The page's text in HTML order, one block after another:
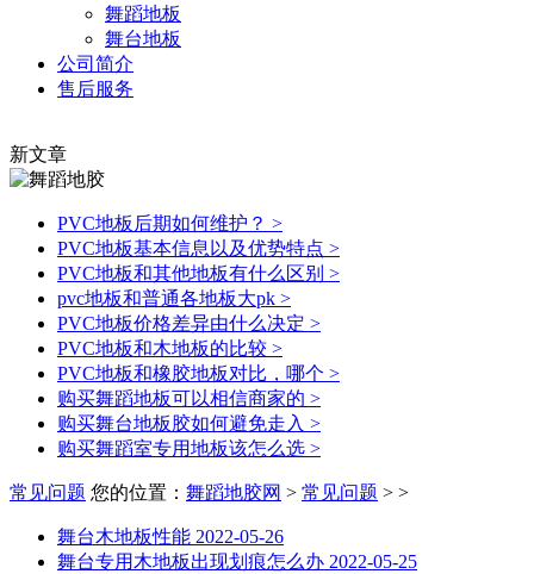
舞蹈地板
舞台地板
公司简介
售后服务
新文章
PVC地板后期如何维护？ >
PVC地板基本信息以及优势特点 >
PVC地板和其他地板有什么区别 >
pvc地板和普通各地板大pk >
PVC地板价格差异由什么决定 >
PVC地板和木地板的比较 >
PVC地板和橡胶地板对比，哪个 >
购买舞蹈地板可以相信商家的 >
购买舞台地板胶如何避免走入 >
购买舞蹈室专用地板该怎么选 >
常见问题 您的位置： 舞蹈地胶网 > 常见问题 > >
舞台木地板性能 2022-05-26
舞台专用木地板出现划痕怎么办 2022-05-25